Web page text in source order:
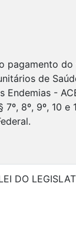
pagamento
de
Endemias -
7º, 8º, 9º, 10 e
DO